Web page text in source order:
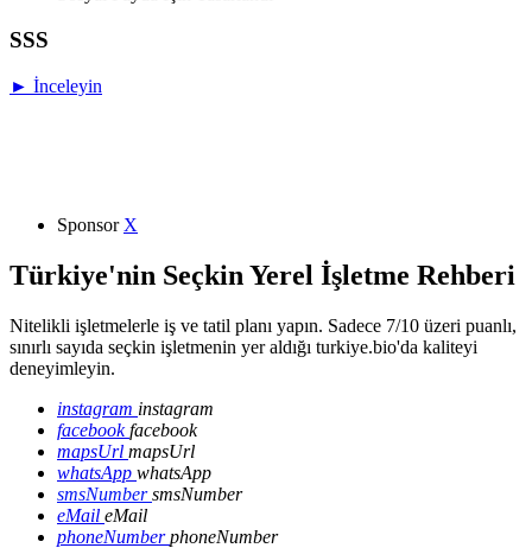
SSS
► İnceleyin
Sponsor X
Türkiye'nin Seçkin Yerel İşletme Rehberi
Nitelikli işletmelerle iş ve tatil planı yapın. Sadece 7/10 üzeri puanlı,
sınırlı sayıda seçkin işletmenin yer aldığı turkiye.bio'da kaliteyi
deneyimleyin.
instagram instagram
facebookfacebook
mapsUrl mapsUrl
whatsApp whatsApp
smsNumbersmsNumber
eMail eMail
phoneNumberphoneNumber